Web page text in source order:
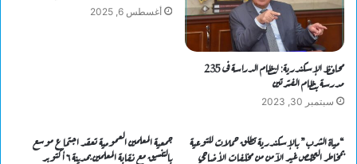
محافظ الإسكندرية: انتظام الدراسة فى 235
مدرسة بنظام الفترتين
سبتمبر 30, 2023
أغسطس 6, 2025
“مياة الشرب” بالإسكندرية تطلق حملات للتوعية
بمخاطر التخلص غير الآمن من مخلفات الأضاحي
جمعية المعلمين العمومية تعقد اجتماع موسع
بالتنسيق مع نقابة المعلمين بمدينة ٦ أكتوبر